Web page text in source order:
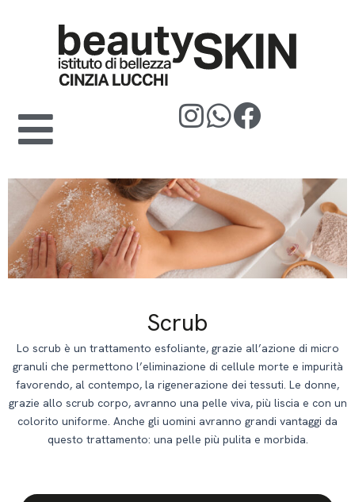
Scrub
Lo scrub è un trattamento esfoliante, grazie all’azione di micro
granuli che permettono l’eliminazione di cellule morte e impurità
favorendo, al contempo, la rigenerazione dei tessuti. Le donne,
grazie allo scrub corpo, avranno una pelle viva, più liscia e con un
colorito uniforme. Anche gli uomini avranno grandi vantaggi da
questo trattamento: una pelle più pulita e morbida.